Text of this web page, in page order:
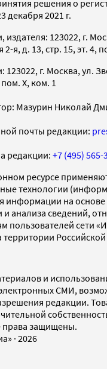
решения о
декабря 2021 г.
издателя: 123022, г.
я, д. 13, стр. 15, эт. 4,
123022, г. Москва, ул.
пом. X, ком. 1
Мазурин Николай
почты редакции:
редакции: +7 (495) 565-
ресурсе
технологии
информации на основе
и анализа сведений,
пользователей сети
территории
и
СМИ,
редакции.
права защищены.
· 2026